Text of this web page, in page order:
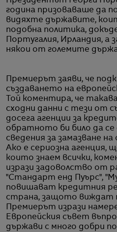
година призоваваше да
видяхте държавите,
подобна политика,
Португалия, Ирландия, а
някои от големите
Премиерът заяви, че
създаването на
Той коментира, че
сходни данни с тези от
досега агенции за
обратното би било да се
сведения за замазване
Ако е сериозна агенция,
които знаем всички,
изрази задоволство от
"Стандарт енд Пуърс",
повишават кредитния
страна, защото виждат
Премиерът изрази
Европейския съвет
държави с много добри